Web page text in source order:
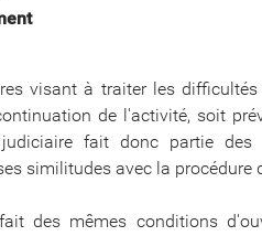
visant à traiter les
de l'activité, soit
fait donc partie des
similitudes avec la procédure
des mêmes conditions